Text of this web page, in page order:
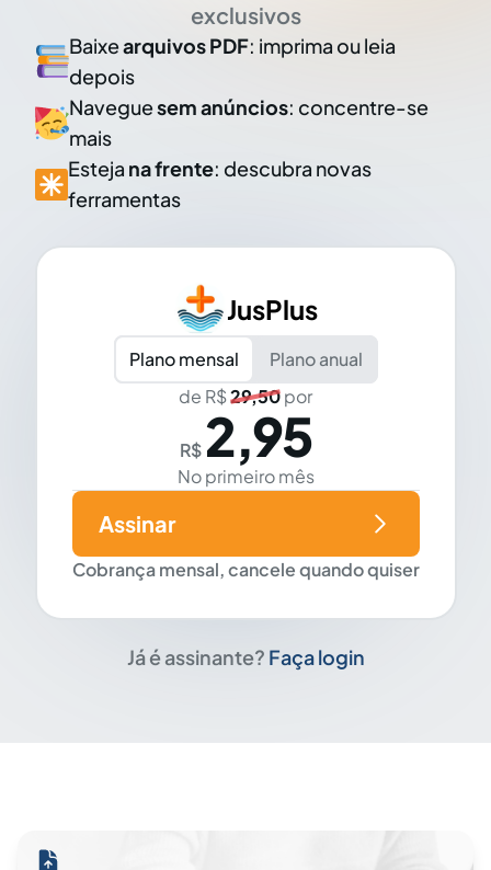
exclusivos
Baixearquivos PDF: imprima ou leia
depois
Naveguesem anúncios: concentre-se
mais
Esteja na frente: descubra novas
ferramentas
JusPlus
Plano mensal
Plano anual
de R$29,50por
R$ 2,95
No primeiro mês
Cobrança mensal, cancele quando quiser
Assinar
Já é assinante? Faça login